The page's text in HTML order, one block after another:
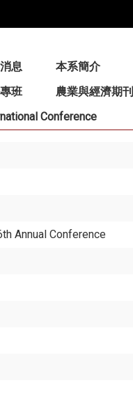
息 本系簡介
班
農業與經濟期刊
Conference
Annual Conference